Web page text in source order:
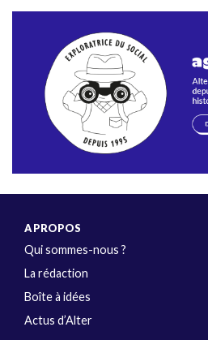
A PROPOS
Qui sommes-nous ?
La rédaction
Boîte à idées
Actus d’Alter